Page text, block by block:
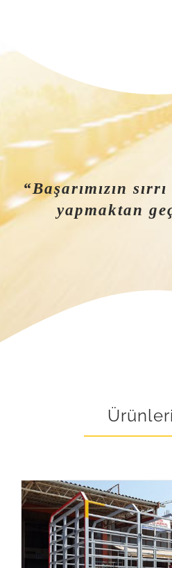
“Başarımızın
yapmaktan